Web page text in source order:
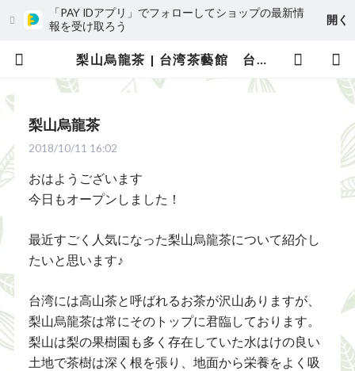
「PAY IDアプリ」でフォローしてショップの最新情
報を受け取ろう
開く
梨山烏龍茶 | 台湾茶藝館 台湾茶カフェ 狐月庵
梨山烏龍茶
2018/10/11 16:02
おはようございます
今日もオープンしました！
最近すごく人気になった梨山烏龍茶について紹介し
たいと思います♪
台湾には高山茶と呼ばれるお茶が沢山ありますが、
梨山烏龍茶は常にそのトップに君臨しております。
梨山は梨の果樹園も多く存在していた水はけの良い
土地で茶樹は深く根を張り、地面から栄養をよく吸